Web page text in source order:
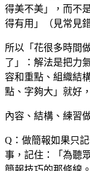
得美不美」，而不
得有用」（見常見
所以「花很多時間
了」：解法是把力
容和重點、組織結
點、字夠大」就好
內容、結構、練習
Q：做簡報如果只
事，記住：「為聽